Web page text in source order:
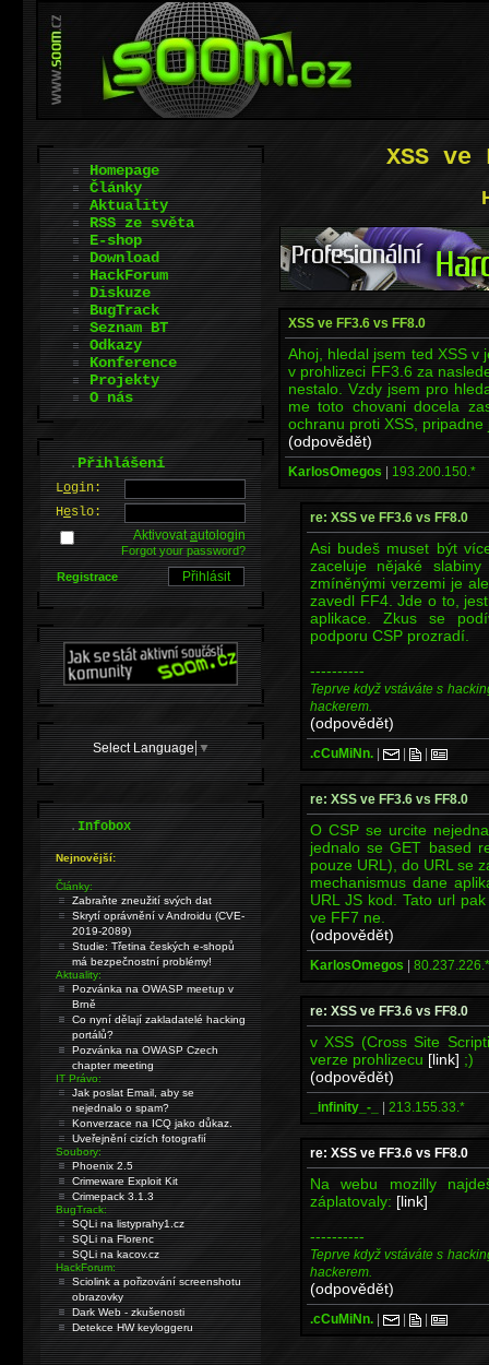
XSS ve
XSS ve FF3.6 vs FF8.0
Ahoj, hledal jsem ted XSS v
v prohlizeci FF3.6 za
nestalo. Vzdy jsem pro
me toto chovani docela
ochranu proti XSS,
(odpovědět)
KarlosOmegos | 193.200.150.*
re: XSS ve FF3.6 vs FF8.0
Asi budeš muset být
zaceluje nějaké
zmíněnými verzemi je
zavedl FF4. Jde o to,
aplikace. Zkus se
podporu CSP prozradí.
----------
Teprve když vstáváte s
hackerem.
(odpovědět)
.cCuMiNn. | | |
re: XSS ve FF3.6 vs FF8.0
O CSP se urcite
jednalo se GET based
pouze URL), do URL se
mechanismus dane
URL JS kod. Tato url
ve FF7 ne.
(odpovědět)
KarlosOmegos | 80.237.226.*
re: XSS ve FF3.6 vs FF8.0
v XSS (Cross Site
verze prohlizecu [link] ;)
(odpovědět)
_infinity_-_ | 213.155.33.*
re: XSS ve FF3.6 vs FF8.0
Na webu mozilly
záplatovaly: [link]
----------
Teprve když vstáváte s
hackerem.
(odpovědět)
.cCuMiNn. | | |
Homepage
Články
Aktuality
RSS ze světa
E-shop
Download
HackForum
Diskuze
BugTrack
Seznam BT
Odkazy
Konference
Projekty
O nás
.Přihlášení
Login:
Heslo:
Aktivovatautologin
Forgot your password?
Registrace
Select Language ▼
.Infobox
Nejnovější:
Články:
Zabraňte zneužití svých dat
Skrytí oprávnění v Androidu (CVE-
2019-2089)
Studie: Třetina českých e-shopů
má bezpečnostní problémy!
Aktuality:
Pozvánka na OWASP meetup v
Brně
Co nyní dělají zakladatelé hacking
portálů?
Pozvánka na OWASP Czech
chapter meeting
IT Právo:
Jak poslat Email, aby se
nejednalo o spam?
Konverzace na ICQ jako důkaz.
Uveřejnění cizích fotografií
Soubory:
Phoenix 2.5
Crimeware Exploit Kit
Crimepack 3.1.3
BugTrack:
SQLi na listyprahy1.cz
SQLi na Florenc
SQLi na kacov.cz
HackForum:
Sciolink a pořizování screenshotu
obrazovky
Dark Web - zkušenosti
Detekce HW keyloggeru